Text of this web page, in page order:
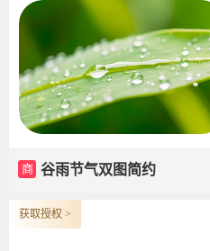
商 谷雨节气双图简约
获取授权 >